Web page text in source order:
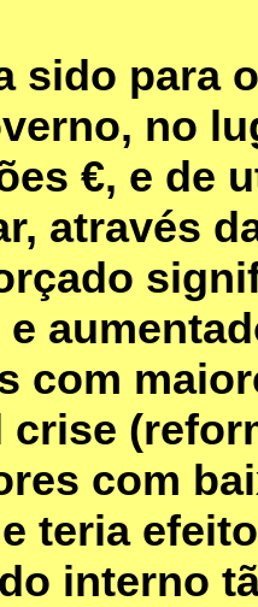
sido para
no
€, e de
através
com
crise
com
teria
interno